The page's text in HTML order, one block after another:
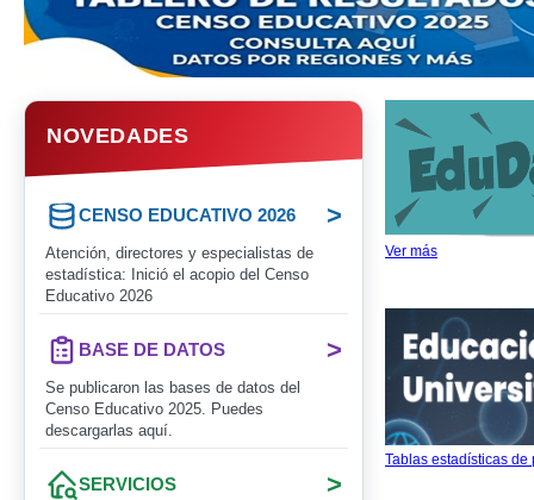
NOVEDADES
CENSO EDUCATIVO 2026 >
Atención, directores y especialistas de
estadística: Inició el acopio del Censo
Educativo 2026
BASE DE DATOS >
Se publicaron las bases de datos del
Censo Educativo 2025. Puedes
descargarlas aquí.
SERVICIOS >
Ver más
Tablas estadísticas